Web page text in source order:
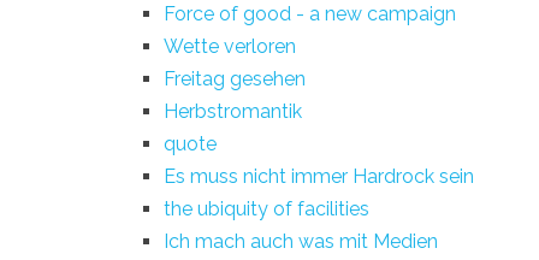
Force of good - a new campaign
Wette verloren
Freitag gesehen
Herbstromantik
quote
Es muss nicht immer Hardrock sein
the ubiquity of facilities
Ich mach auch was mit Medien